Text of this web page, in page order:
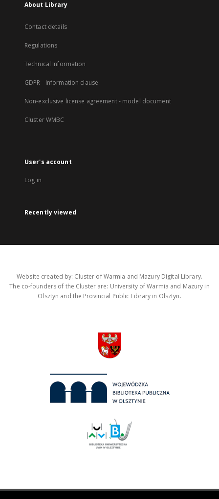
About Library
Contact details
Regulations
Technical Information
GDPR - Information clause
Non-exclusive license agreement - model document
Cluster WMBC
User's account
Log in
Recently viewed
Website created by: Cluster of Warmia and Mazury Digital Library.
The co-founders of the Cluster are: University of Warmia and Mazury in
Olsztyn and the Provincial Public Library in Olsztyn.